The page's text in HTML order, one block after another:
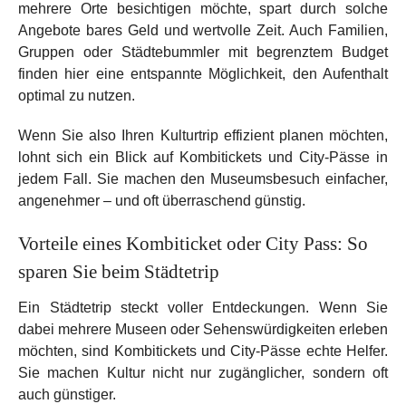
mehrere Orte besichtigen möchte, spart durch solche
Angebote bares Geld und wertvolle Zeit. Auch Familien,
Gruppen oder Städtebummler mit begrenztem Budget
finden hier eine entspannte Möglichkeit, den Aufenthalt
optimal zu nutzen.
Wenn Sie also Ihren Kulturtrip effizient planen möchten,
lohnt sich ein Blick auf Kombitickets und City-Pässe in
jedem Fall. Sie machen den Museumsbesuch einfacher,
angenehmer – und oft überraschend günstig.
Vorteile eines Kombiticket oder City Pass: So
sparen Sie beim Städtetrip
Ein Städtetrip steckt voller Entdeckungen. Wenn Sie
dabei mehrere Museen oder Sehenswürdigkeiten erleben
möchten, sind Kombitickets und City-Pässe echte Helfer.
Sie machen Kultur nicht nur zugänglicher, sondern oft
auch günstiger.